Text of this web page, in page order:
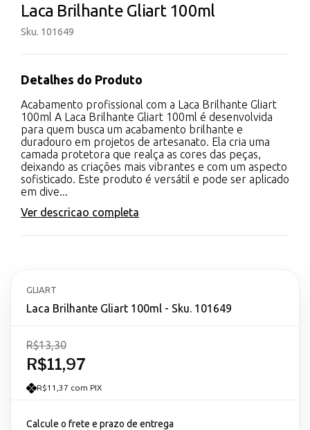
Laca Brilhante Gliart 100ml
Sku. 101649
Detalhes do Produto
Acabamento profissional com a Laca Brilhante Gliart
100ml A Laca Brilhante Gliart 100ml é desenvolvida
para quem busca um acabamento brilhante e
duradouro em projetos de artesanato. Ela cria uma
camada protetora que realça as cores das peças,
deixando as criações mais vibrantes e com um aspecto
sofisticado. Este produto é versátil e pode ser aplicado
em dive...
Ver descricao completa
GLIART
Laca Brilhante Gliart 100ml - Sku. 101649
R$11,97
R$13,30
R$11,37 com PIX
Calcule o frete e prazo de entrega